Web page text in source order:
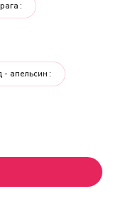
апельсин